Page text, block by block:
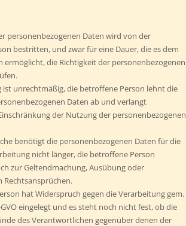
personenbezogenen Daten wird von der
bestritten, und zwar für eine Dauer, die es dem
ermöglicht, die Richtigkeit der personenbezogenen
ist unrechtmäßig, die betroffene Person lehnt die
Daten ab und verlangt
der Nutzung der personenbezogenen
benötigt die personenbezogenen Daten für die
nicht länger, die betroffene Person
zur Geltendmachung, Ausübung oder
Rechtsansprüchen.
hat Widerspruch gegen die Verarbeitung gem.
GVO eingelegt und es steht noch nicht fest, ob die
des Verantwortlichen gegenüber denen der